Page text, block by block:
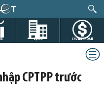
DỰ ÁN CHỨNG KHOÁN
CPTPP trước